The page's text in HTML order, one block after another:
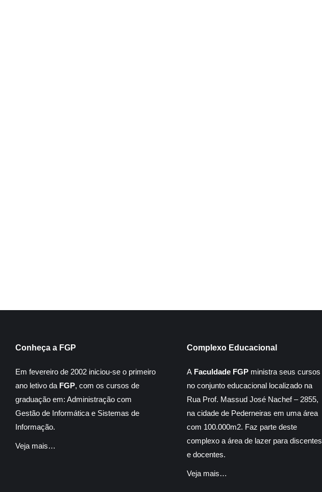
Conheça a FGP
Em fevereiro de 2002 iniciou-se o primeiro
ano letivo da FGP, com os cursos de
graduação em: Administração com
Gestão de Informática e Sistemas de
Informação.
Veja mais…
Complexo Educacional
A Faculdade FGP ministra seus cursos
no conjunto educacional localizado na
Rua Prof. Massud José Nachef – 2855,
na cidade de Pederneiras em uma área
com 100.000m2. Faz parte deste
complexo a área de lazer para discentes
e docentes.
Veja mais…